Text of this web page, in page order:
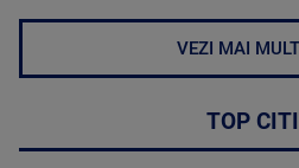
VEZI MAI
TOP